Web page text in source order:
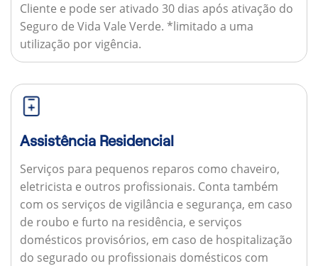
Cliente e pode ser ativado 30 dias após ativação do
Seguro de Vida Vale Verde. *limitado a uma
utilização por vigência.
Assistência Residencial
Serviços para pequenos reparos como chaveiro,
eletricista e outros profissionais. Conta também
com os serviços de vigilância e segurança, em caso
de roubo e furto na residência, e serviços
domésticos provisórios, em caso de hospitalização
do segurado ou profissionais domésticos com